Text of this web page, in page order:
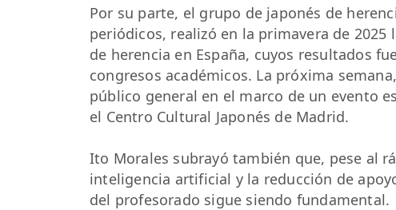
Por su parte, el grupo de japonés de
periódicos, realizó en la primavera de
de herencia en España, cuyos resultados
congresos académicos. La próxima
público general en el marco de un evento
el Centro Cultural Japonés de Madrid.
Ito Morales subrayó también que, pese al
inteligencia artificial y la reducción de
del profesorado sigue siendo fundamental.